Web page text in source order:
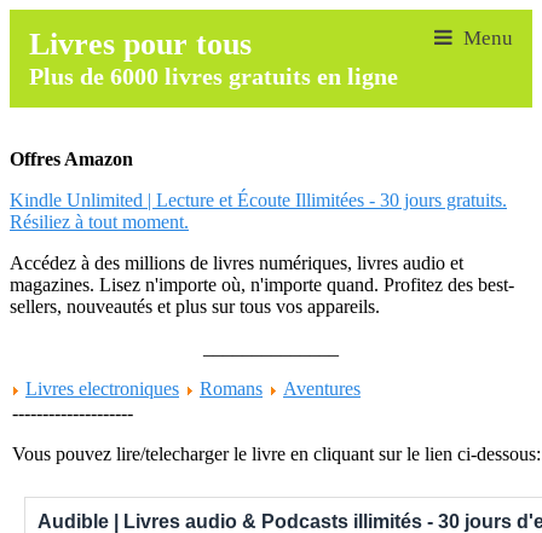
Livres pour tous
Plus de 6000 livres gratuits en ligne
Offres Amazon
Kindle Unlimited | Lecture et Écoute Illimitées - 30 jours gratuits.
Résiliez à tout moment.
Accédez à des millions de livres numériques, livres audio et
magazines. Lisez n'importe où, n'importe quand. Profitez des best-
sellers, nouveautés et plus sur tous vos appareils.
Livres electroniques
Romans
Aventures
--------------------
Vous pouvez lire/telecharger le livre en cliquant sur le lien ci-dessous:
Audible | Livres audio & Podcasts illimités - 30 jours